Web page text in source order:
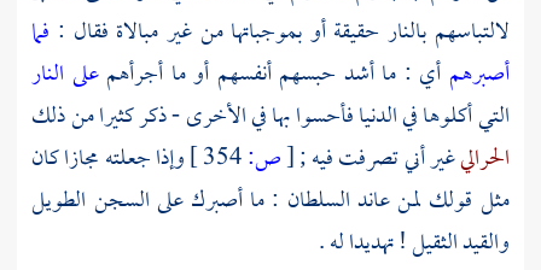
لالتباسهم بالنار حقيقة أو بموجباتها من غير مبالاة فقال : فما
أصبرهم أي : ما أشد حبسهم أنفسهم أو ما أجرأهمعلى النار
التي أكلوها في الدنيا فأحسوا بها في الأخرى - ذكر كثيرا من ذلك
الحراليغير أني تصرفت فيه ;[ص:
وإذا جعلته مجازا كان
مثل قولك لمن عاند السلطان : ما أصبرك على السجن الطويل
والقيد الثقيل ! تهديدا له .